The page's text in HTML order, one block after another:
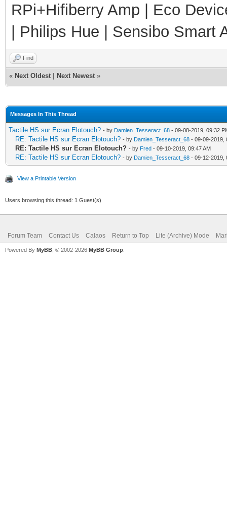
RPi+Hifiberry Amp | Eco
| Philips Hue | Sensibo Smart
Find
« Next Oldest Next Newest »
Messages In This Thread
Tactile HS sur Ecran Elotouch? - by Damien_Tesseract_68 - 09-08-2019, 09:32
RE: Tactile HS sur Ecran Elotouch? - by Damien_Tesseract_68 - 09-09-2019,
RE: Tactile HS sur Ecran Elotouch? - by Fred - 09-10-2019, 09:47 AM
RE: Tactile HS sur Ecran Elotouch? - by Damien_Tesseract_68 - 09-12-2019,
View a Printable Version
Users browsing this thread: 1 Guest(s)
Forum Team Contact Us Calaos Return to Top Lite (Archive) Mode
Powered By MyBB , © 2002-2026 MyBB Group